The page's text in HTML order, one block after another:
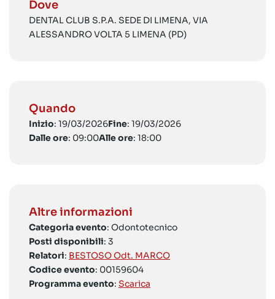
Dove
DENTAL CLUB S.P.A. SEDE DI LIMENA, VIA
ALESSANDRO VOLTA 5 LIMENA (PD)
Quando
Inizio: 19/03/2026Fine: 19/03/2026
Dalle ore: 09:00Alle ore: 18:00
Altre informazioni
Categoria evento: Odontotecnico
Posti disponibili: 3
Relatori: BESTOSO Odt. MARCO
Codice evento: 00159604
Programma evento: Scarica